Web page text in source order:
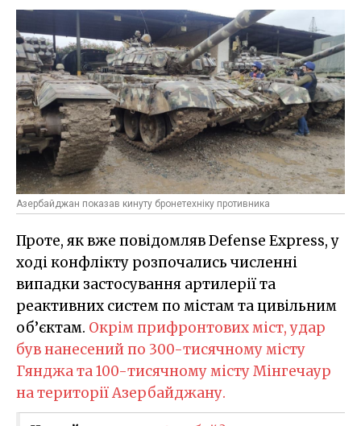
Азербайджан показав кинуту бронетехніку противника
Проте, як вже повідомляв Defense Express, у
ході конфлікту розпочались численні
випадки застосування артилерії та
реактивних систем по містам та цивільним
об’єктам. Окрім прифронтових міст, удар
був нанесений по 300-тисячному місту
Гянджа та 100-тисячному місту Мінгечаур
на території Азербайджану.